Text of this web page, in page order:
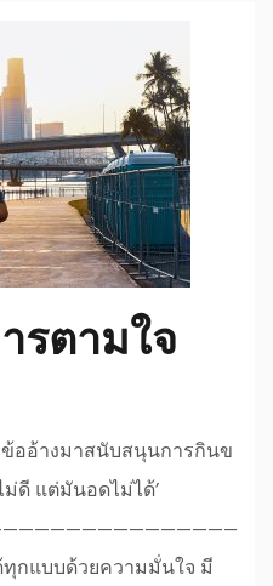
รตามใจ
ข้ออ้างมาสนับสนุนการกินข
ม่ดี แต่มันอดไม่ได้’
กแบบด้วยความมั่นใจ มี